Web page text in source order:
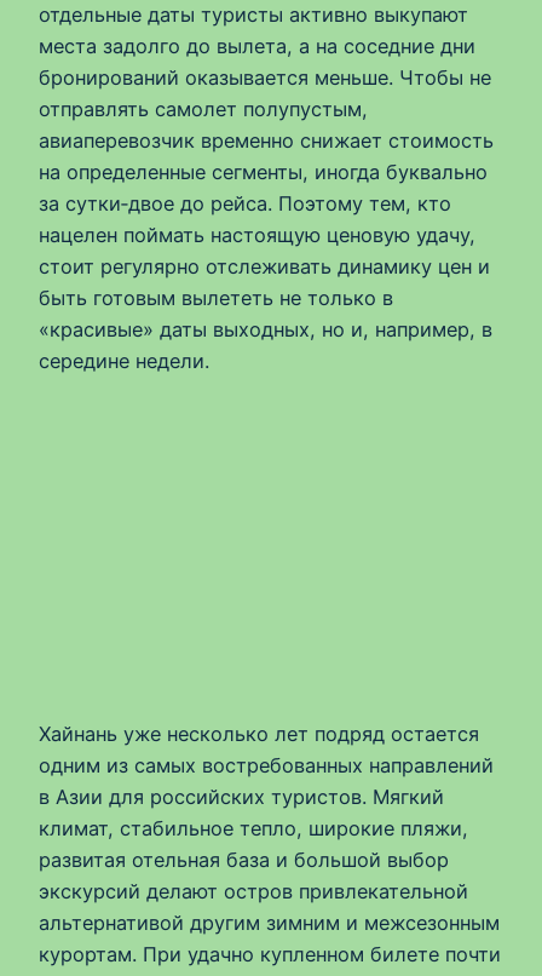
отдельные даты туристы активно выкупают
места задолго до вылета, а на соседние дни
бронирований оказывается меньше. Чтобы не
отправлять самолет полупустым,
авиаперевозчик временно снижает стоимость
на определенные сегменты, иногда буквально
за сутки‑двое до рейса. Поэтому тем, кто
нацелен поймать настоящую ценовую удачу,
стоит регулярно отслеживать динамику цен и
быть готовым вылететь не только в
«красивые» даты выходных, но и, например, в
середине недели.
Хайнань уже несколько лет подряд остается
одним из самых востребованных направлений
в Азии для российских туристов. Мягкий
климат, стабильное тепло, широкие пляжи,
развитая отельная база и большой выбор
экскурсий делают остров привлекательной
альтернативой другим зимним и межсезонным
курортам. При удачно купленном билете почти